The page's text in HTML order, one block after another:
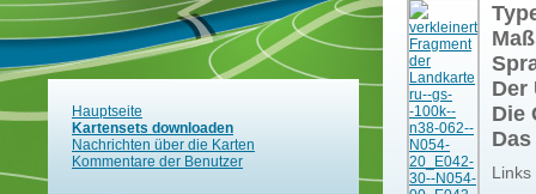
Hauptseite
Kartensets downloaden
Nachrichten über die Karten
Kommentare der Benutzer
Der
Die